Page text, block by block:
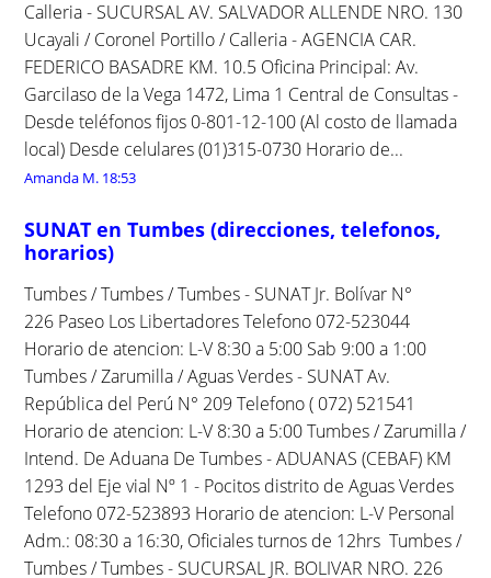
Calleria - SUCURSAL AV. SALVADOR ALLENDE NRO. 130
Ucayali / Coronel Portillo / Calleria - AGENCIA CAR.
FEDERICO BASADRE KM. 10.5 Oficina Principal: Av.
Garcilaso de la Vega 1472, Lima 1 Central de Consultas -
Desde teléfonos fijos 0-801-12-100 (Al costo de llamada
local) Desde celulares (01)315-0730 Horario de...
Amanda M. 18:53
SUNAT en Tumbes (direcciones, telefonos,
horarios)
Tumbes / Tumbes / Tumbes - SUNAT Jr. Bolívar N°
226 Paseo Los Libertadores Telefono 072-523044
Horario de atencion: L-V 8:30 a 5:00 Sab 9:00 a 1:00
Tumbes / Zarumilla / Aguas Verdes - SUNAT Av.
República del Perú N° 209 Telefono ( 072) 521541
Horario de atencion: L-V 8:30 a 5:00 Tumbes / Zarumilla /
Intend. De Aduana De Tumbes - ADUANAS (CEBAF) KM
1293 del Eje vial Nº 1 - Pocitos distrito de Aguas Verdes
Telefono 072-523893 Horario de atencion: L-V Personal
Adm.: 08:30 a 16:30, Oficiales turnos de 12hrs Tumbes /
Tumbes / Tumbes - SUCURSAL JR. BOLIVAR NRO. 226